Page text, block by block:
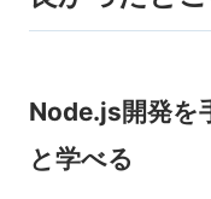
Node.js開発を
と学べる